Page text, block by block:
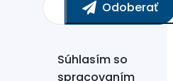
Súhlasím so
spracovaním